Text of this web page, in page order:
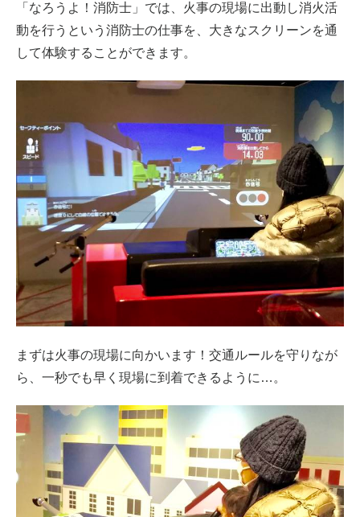
「なろうよ！消防士」では、火事の現場に出動し消火活
動を行うという消防士の仕事を、大きなスクリーンを通
して体験することができます。
まずは火事の現場に向かいます！交通ルールを守りなが
ら、一秒でも早く現場に到着できるように…。